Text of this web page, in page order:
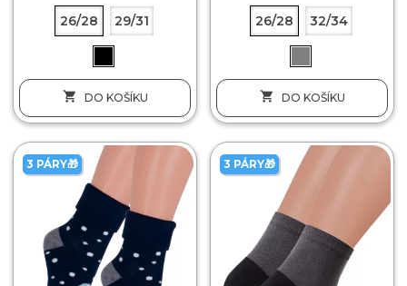
26/28 29/31
 DO KOŠÍKU
26/28 32/34
 DO KOŠÍKU
3 PÁRY🎁 3 PÁRY🎁